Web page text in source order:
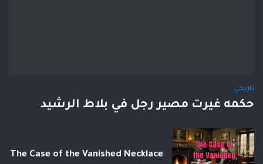
تاريخي
حكمه غيرت مصير رجل في بلاط الرشيد
The Case of the Vanished Necklace